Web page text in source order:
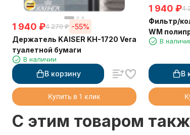
1 940 ₽4 270 ₽ -55%
Держатель KAISER KH-1720 Vera
туалетной бумаги
В наличии
В корзину
Купить в 1 клик
1 940 ₽4
Фильтр/колба
WM
В
В
C этим товаром